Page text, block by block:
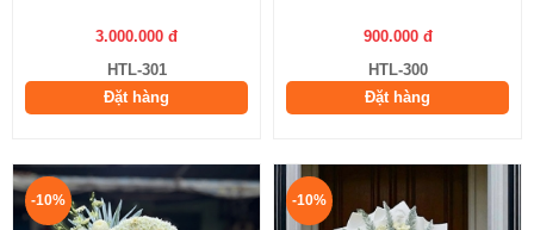
3.000.000 đ
HTL-301
Đặt hàng
900.000 đ
HTL-300
Đặt hàng
-10% -10%